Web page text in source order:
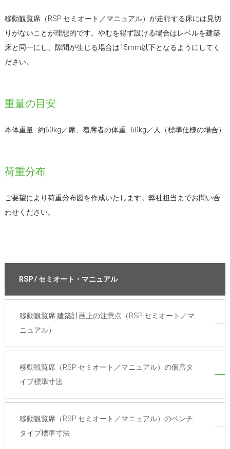
移動観覧席（RSP セミオート／マニュアル）が走行する床には見切
りがないことが理想的です。やむを得ず設ける場合はレベルを建築
床と同一にし、隙間が生じる場合は15mm以下となるようにしてく
ださい。
重量の目安
本体重量…約60kg／席、着席者の体重…60kg／人（標準仕様の場合）
荷重分布
ご要望により荷重分布図を作成いたします。弊社担当までお問い合
わせください。
RSP / セミオート・マニュアル
移動観覧席 建築計画上の注意点（RSP セミオート／マ
ニュアル）
移動観覧席（RSP セミオート／マニュアル）の個席タ
イプ標準寸法
移動観覧席（RSP セミオート／マニュアル）のベンチ
タイプ標準寸法